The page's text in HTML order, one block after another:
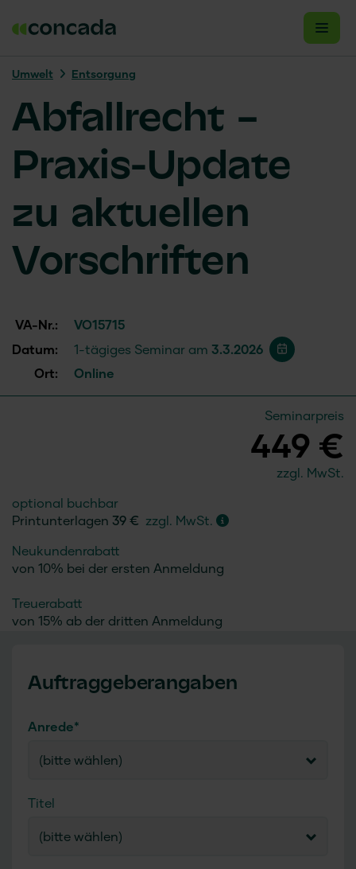
Umwelt Entsorgung
Abfallrecht –
Praxis-Update
zu aktuellen
Vorschriften
VA-Nr.:
VO15715
Datum:
1-tägiges Seminar am 3.3.2026
Ort:
Online
Seminarpreis
449 €
zzgl. MwSt.
optional buchbar
Printunterlagen 39 € zzgl. MwSt.
Neukundenrabatt
von 10% bei der ersten Anmeldung
Treuerabatt
von 15% ab der dritten Anmeldung
Auftraggeberangaben
Anrede*
(bitte wählen)
Titel
(bitte wählen)